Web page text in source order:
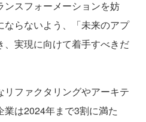
ンスフォーメーションを妨
ならないよう、「未来のアプ
、実現に向けて着手すべきだ
ファクタリングやアーキテ
は2024年まで3割に満た